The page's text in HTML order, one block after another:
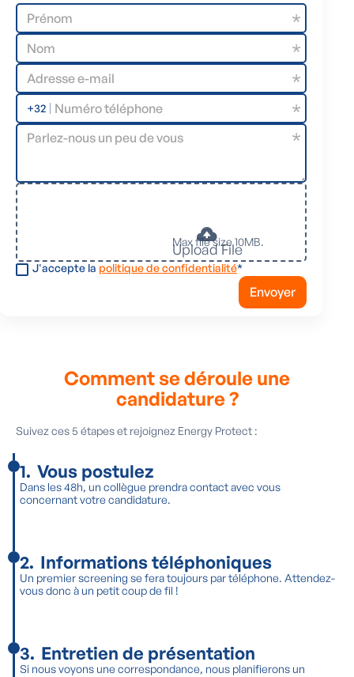
+32
Upload File
Max file size 10MB.
J'accepte la politique de confidentialité*
Comment se déroule une
candidature ?
Suivez ces 5 étapes et rejoignez Energy Protect :
1. Vous postulez
Dans les 48h, un collègue prendra contact avec vous
concernant votre candidature.
2. Informations téléphoniques
Un premier screening se fera toujours par téléphone. Attendez-
vous donc à un petit coup de fil !
3. Entretien de présentation
Si nous voyons une correspondance, nous planifierons un